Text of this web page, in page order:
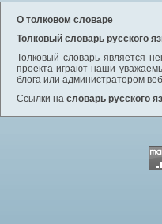
О толковом словаре
Толковый словарь русского
Толковый словарь является
проекта играют наши
блога или администратором
Ссылки на словарь русского